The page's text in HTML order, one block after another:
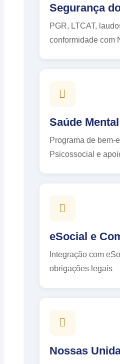
Segurança
PGR, LTCAT,
conformidade com
Saúde Mental
Programa de bem-
Psicossocial e
eSocial e
Integração com
obrigações legais
Nossas